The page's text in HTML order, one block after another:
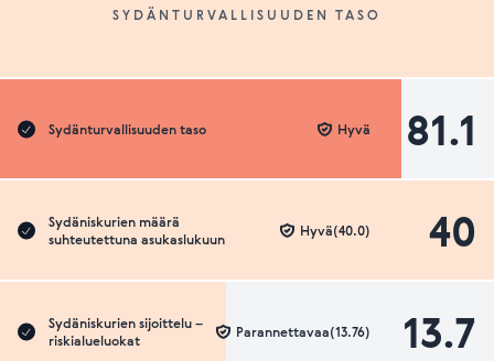
SYDÄNTURVALLISUUDEN TASO
Sydänturvallisuuden taso 81.1
Hyvä
Sydäniskurien määrä
suhteutettuna asukaslukuun
40
Hyvä(40.0)
Sydäniskurien sijoittelu –
riskialueluokat
13.7
Parannettavaa(13.76)